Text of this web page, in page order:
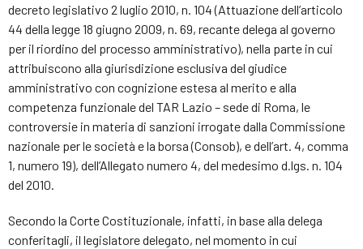
decreto legislativo 2 luglio 2010, n. 104 (Attuazione dell’articolo
44 della legge 18 giugno 2009, n. 69, recante delega al governo
per il riordino del processo amministrativo), nella parte in cui
attribuiscono alla giurisdizione esclusiva del giudice
amministrativo con cognizione estesa al merito e alla
competenza funzionale del TAR Lazio – sede di Roma, le
controversie in materia di sanzioni irrogate dalla Commissione
nazionale per le società e la borsa (Consob), e dell’art. 4, comma
1, numero 19), dell’Allegato numero 4, del medesimo d.lgs. n. 104
del 2010.
Secondo la Corte Costituzionale, infatti, in base alla delega
conferitagli, il legislatore delegato, nel momento in cui